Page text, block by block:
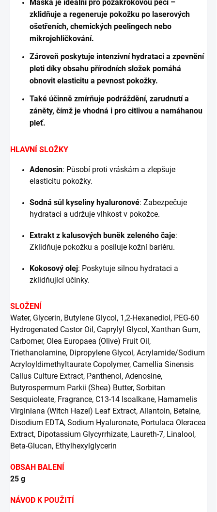
Maska je ideální pro pozákrokovou péči –
zklidňuje a regeneruje pokožku po laserových
ošetřeních, chemických peelingech nebo
mikrojehličkování.
Zároveň poskytuje intenzivní hydrataci a zpevnění
pleti díky obsahu přírodních složek pomáhá
obnovit elasticitu a pevnost pokožky.
Také účinně zmírňuje podráždění, zarudnutí a
záněty, čímž je vhodná i pro citlivou a namáhanou
pleť.
HLAVNÍ SLOŽKY
Adenosin: Působí proti vráskám a zlepšuje
elasticitu pokožky.
Sodná sůl kyseliny hyaluronové: Zabezpečuje
hydrataci a udržuje vlhkost v pokožce.
Extrakt z kalusových buněk zeleného čaje:
Zklidňuje pokožku a posiluje kožní bariéru.
Kokosový olej: Poskytuje silnou hydrataci a
zklidňující účinky.
SLOŽENÍ
Water, Glycerin, Butylene Glycol, 1,2-Hexanediol, PEG-60
Hydrogenated Castor Oil, Caprylyl Glycol, Xanthan Gum,
Carbomer, Olea Europaea (Olive) Fruit Oil,
Triethanolamine, Dipropylene Glycol, Acrylamide/Sodium
Acryloyldimethyltaurate Copolymer, Camellia Sinensis
Callus Culture Extract, Panthenol, Adenosine,
Butyrospermum Parkii (Shea) Butter, Sorbitan
Sesquioleate, Fragrance, C13-14 Isoalkane, Hamamelis
Virginiana (Witch Hazel) Leaf Extract, Allantoin, Betaine,
Disodium EDTA, Sodium Hyaluronate, Portulaca Oleracea
Extract, Dipotassium Glycyrrhizate, Laureth-7, Linalool,
Beta-Glucan, Ethylhexylglycerin
OBSAH BALENÍ
25 g
NÁVOD K POUŽITÍ